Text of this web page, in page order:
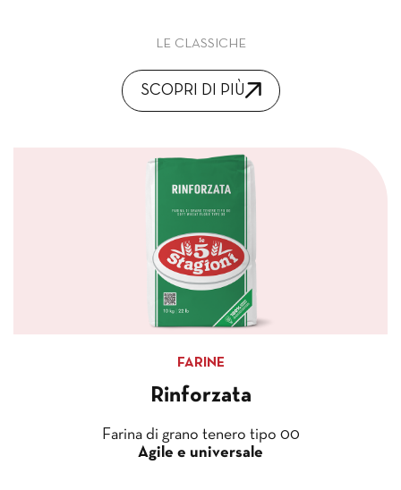
LE CLASSICHE
SCOPRI DI PIÙ
FARINE
Rinforzata
Farina di grano tenero tipo 00
Agile e universale